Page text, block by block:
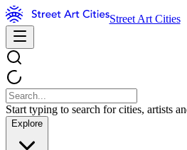
Street Art Cities
Start typing to search for cities, artists
Explore